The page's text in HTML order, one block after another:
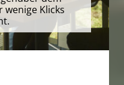
Klicks